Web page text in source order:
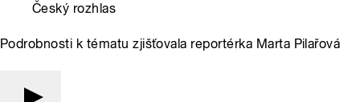
Český rozhlas
Podrobnosti k tématu zjišťovala reportérka Marta Pilařová